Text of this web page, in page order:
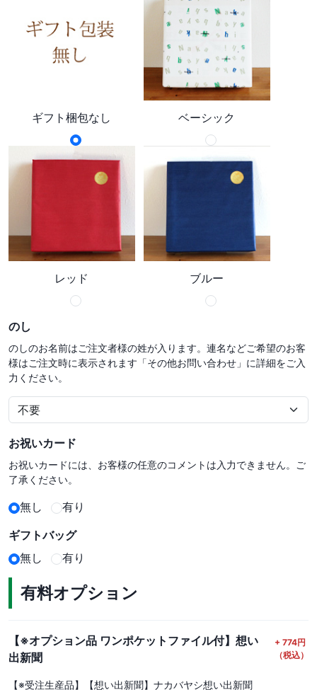
ギフト梱包なし ベーシック
レッド ブルー
のし
のしのお名前はご注文者様の姓が入ります。連名などご希望のお客
様はご注文時に表示されます「その他お問い合わせ」に詳細をご入
力ください。
お祝いカード
お祝いカードには、お客様の任意のコメントは入力できません。ご
了承ください。
無し
有り
ギフトバッグ
無し
有り
有料オプション
【※オプション品 ワンポケットファイル付】想い
出新聞
+ 774円
（税込）
【※受注生産品】【想い出新聞】ナカバヤシ想い出新聞